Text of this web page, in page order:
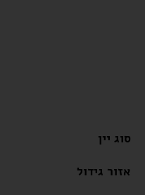
סוג יין
אזור גידול